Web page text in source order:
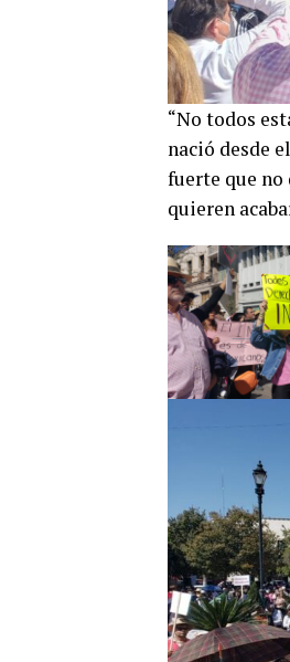
“No todos
nació desde
fuerte que no
quieren